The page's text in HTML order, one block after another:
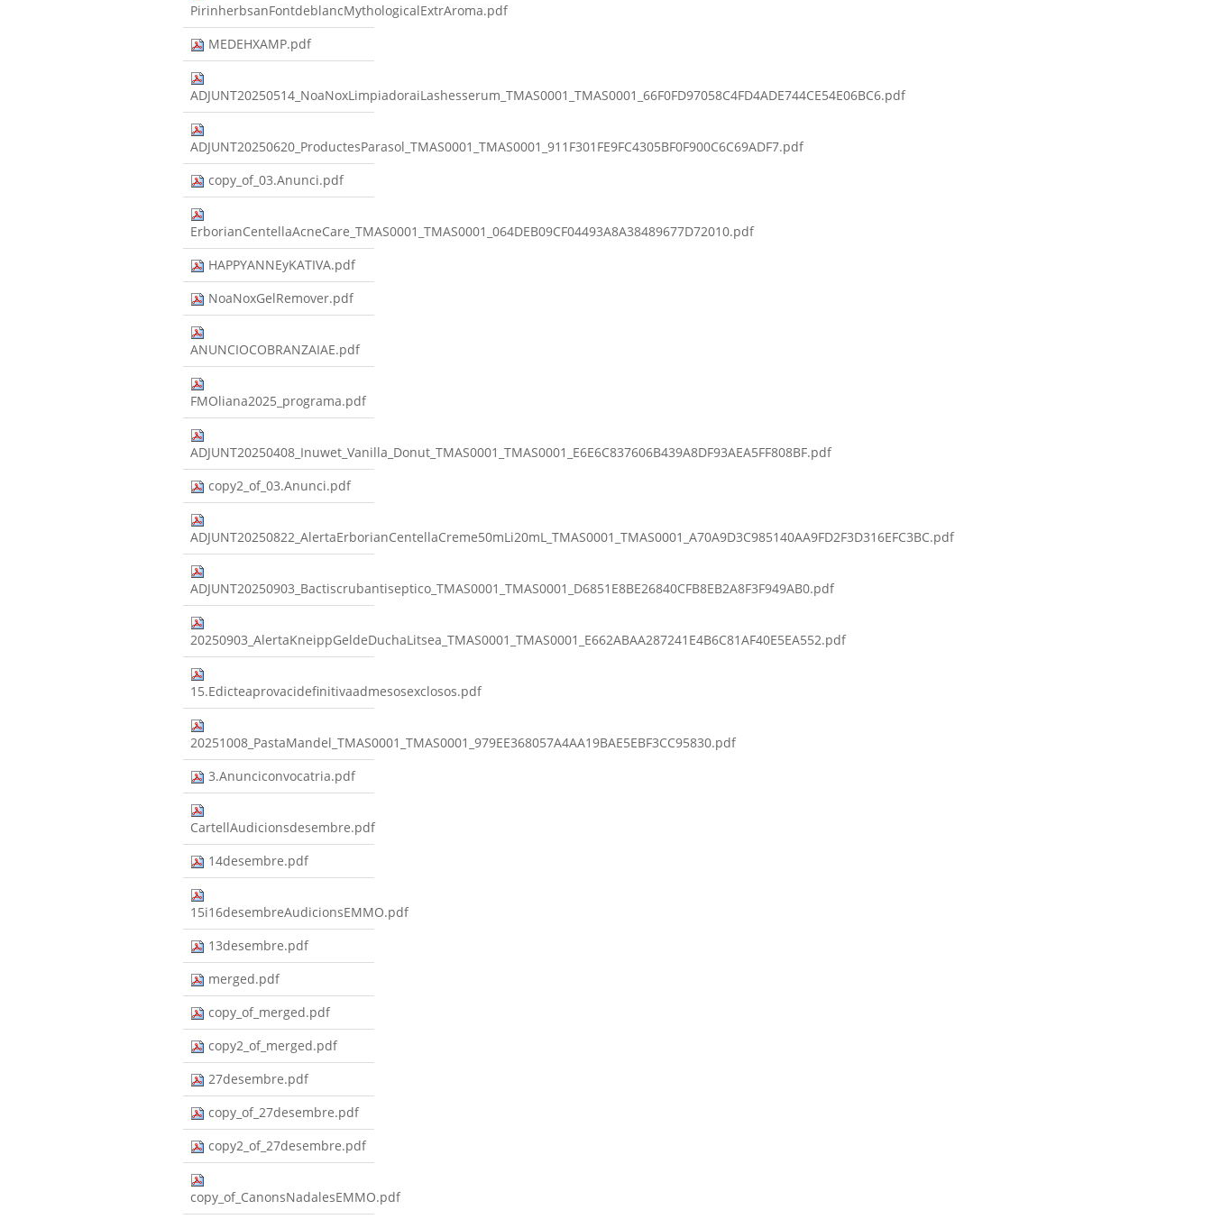
PirinherbsanFontdeblancMythologicalExtrAroma.pdf
MEDEHXAMP.pdf
ADJUNT20250514_NoaNoxLimpiadoraiLashesserum_TMAS0001_TMAS0001_66F0FD97058C4FD4ADE744CE54E06BC6.pdf
ADJUNT20250620_ProductesParasol_TMAS0001_TMAS0001_911F301FE9FC4305BF0F900C6C69ADF7.pdf
copy_of_03.Anunci.pdf
ErborianCentellaAcneCare_TMAS0001_TMAS0001_064DEB09CF04493A8A38489677D72010.pdf
HAPPYANNEyKATIVA.pdf
NoaNoxGelRemover.pdf
ANUNCIOCOBRANZAIAE.pdf
FMOliana2025_programa.pdf
ADJUNT20250408_Inuwet_Vanilla_Donut_TMAS0001_TMAS0001_E6E6C837606B439A8DF93AEA5FF808BF.pdf
copy2_of_03.Anunci.pdf
ADJUNT20250822_AlertaErborianCentellaCreme50mLi20mL_TMAS0001_TMAS0001_A70A9D3C985140AA9FD2F3D316EFC3BC.pdf
ADJUNT20250903_Bactiscrubantiseptico_TMAS0001_TMAS0001_D6851E8BE26840CFB8EB2A8F3F949AB0.pdf
20250903_AlertaKneippGeldeDuchaLitsea_TMAS0001_TMAS0001_E662ABAA287241E4B6C81AF40E5EA552.pdf
15.Edicteaprovacidefinitivaadmesosexclosos.pdf
20251008_PastaMandel_TMAS0001_TMAS0001_979EE368057A4AA19BAE5EBF3CC95830.pdf
3.Anunciconvocatria.pdf
CartellAudicionsdesembre.pdf
14desembre.pdf
15i16desembreAudicionsEMMO.pdf
13desembre.pdf
merged.pdf
copy_of_merged.pdf
copy2_of_merged.pdf
27desembre.pdf
copy_of_27desembre.pdf
copy2_of_27desembre.pdf
copy_of_CanonsNadalesEMMO.pdf